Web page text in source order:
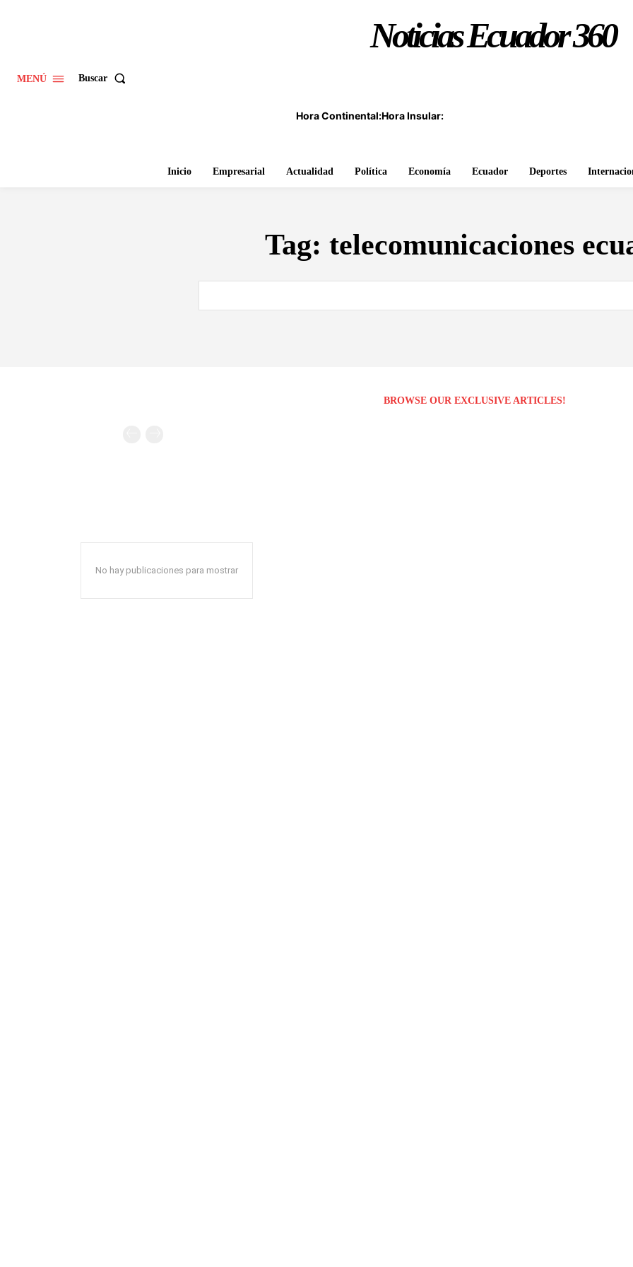
MENÚ Buscar
Noticias Ecuador 360
Hora Continental:Hora Insular:
Inicio Empresarial Actualidad Política Economía Ecuador Deportes
Tag: telecomunicaciones
BROWSE OUR EXCLUSIVE ARTICLES!
No hay publicaciones para mostrar